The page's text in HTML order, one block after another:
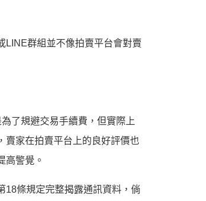
LINE群組並不像拍賣平台會對賣
了規避交易手續費，但實際上
賣家在拍賣平台上的良好評價也
高警覺。
18條規定完整揭露通訊資料，倘